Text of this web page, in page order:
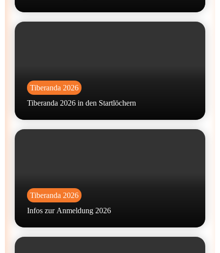
Tiberanda 2026
Tiberanda 2026 in den Startlöchern
Tiberanda 2026
Infos zur Anmeldung 2026